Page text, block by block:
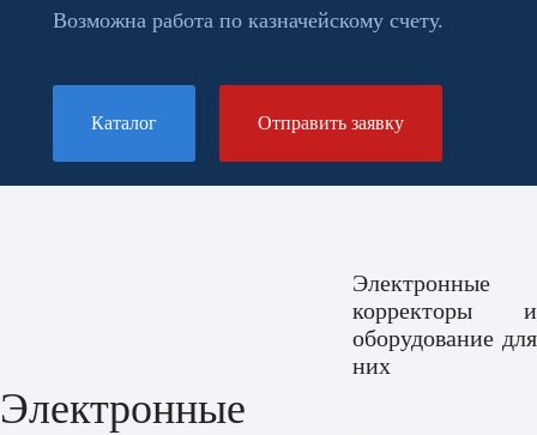
Возможна работа по казначейскому счету.
Каталог Отправить заявку
Электронные
Электронные
корректоры и
оборудование для
них